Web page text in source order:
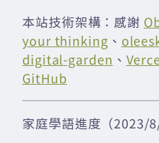
本站技術架構：感謝
your thinking 、
digital-garden 、
GitHub
家庭學語進度（2023/